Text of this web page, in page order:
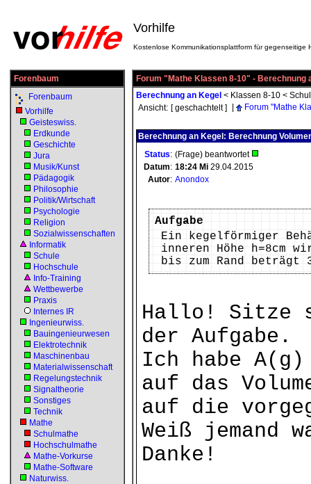
Vorhilfe
Kostenlose Kommunikationsplattform für gegenseitige
Forenbaum
Forenbaum
Vorhilfe
Geisteswiss.
Erdkunde
Geschichte
Jura
Musik/Kunst
Pädagogik
Philosophie
Politik/Wirtschaft
Psychologie
Religion
Sozialwissenschaften
Informatik
Schule
Hochschule
Info-Training
Wettbewerbe
Praxis
Internes IR
Ingenieurwiss.
Bauingenieurwesen
Elektrotechnik
Maschinenbau
Materialwissenschaft
Regelungstechnik
Signaltheorie
Sonstiges
Technik
Mathe
Schulmathe
Hochschulmathe
Mathe-Vorkurse
Mathe-Software
Naturwiss.
Forum "Mathe Klassen 8-10" - Berechnung
Berechnung an Kegel < Klassen 8-10 <
Ansicht: [ geschachtelt ] Forum "Mathe
Berechnung an Kegel: Berechnung
Status: (Frage) beantwortet
Datum: 18:24 Mi 29.04.2015
Autor: Anondox
Aufgabe
Ein kegelförmiger
inneren Höhe h=8cm
bis zum Rand beträgt
Hallo! Sitze
der Aufgabe.
Ich habe A(g)
auf das
auf die
Weiß jemand
Danke!